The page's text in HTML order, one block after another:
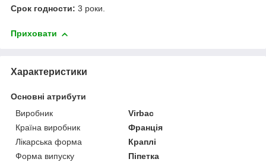
Срок годности: 3 роки.
Приховати
Характеристики
Основні атрибути
Виробник
Virbac
Країна виробник
Франція
Лікарська форма
Краплі
Форма випуску
Піпетка